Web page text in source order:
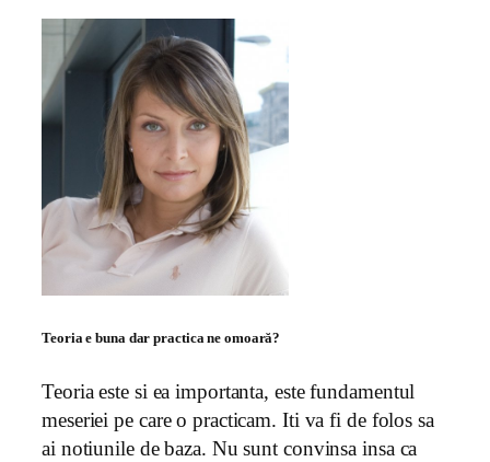
Teoria e buna dar practica ne omoară?
Teoria este si ea importanta, este fundamentul
meseriei pe care o practicam. Iti va fi de folos sa
ai notiunile de baza. Nu sunt convinsa insa ca